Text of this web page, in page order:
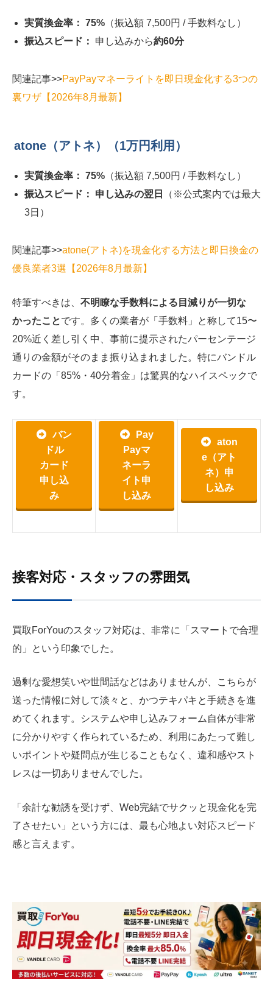
実質換金率： 75% （振込額 7,500円 / 手数料なし）
振込スピード：
申し込みから約60分
関連記事>>PayPayマネーライトを即日現金化する3つの
裏ワザ【2026年8月最新】
atone（アトネ）（1万円利用）
実質換金率： 75% （振込額 7,500円 / 手数料なし）
振込スピード：
申し込みの翌日
（※公式案内では最大
3日）
関連記事>>atone(アトネ)を現金化する方法と即日換金の
優良業者3選【2026年8月最新】
特筆すべきは、 不明瞭な手数料による目減りが一切な
かったことです。多くの業者が「手数料」と称して15〜
20%近く差し引く中、事前に提示されたパーセンテージ
通りの金額がそのまま振り込まれました。特にバンドル
カードの「85%・40分着金」は驚異的なハイスペックで
す。
バン
ドル
カード
申し込
み
Pay
Payマ
ネーラ
イト申
し込み
aton
e（アト
ネ）申
し込み
接客対応・スタッフの雰囲気
買取ForYouのスタッフ対応は、非常に「スマートで合理
的」という印象でした。
過剰な愛想笑いや世間話などはありませんが、こちらが
送った情報に対して淡々と、かつテキパキと手続きを進
めてくれます。システムや申し込みフォーム自体が非常
に分かりやすく作られているため、利用にあたって難し
いポイントや疑問点が生じることもなく、違和感やスト
レスは一切ありませんでした。
「余計な勧誘を受けず、Web完結でサクッと現金化を完
了させたい」という方には、最も心地よい対応スピード
感と言えます。